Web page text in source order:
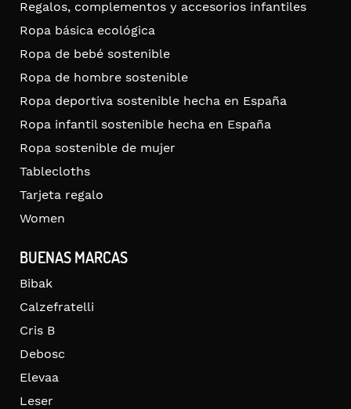
Regalos, complementos y accesorios infantiles
Ropa básica ecológica
Ropa de bebé sostenible
Ropa de hombre sostenible
Ropa deportiva sostenible hecha en España
Ropa infantil sostenible hecha en España
Ropa sostenible de mujer
Tablecloths
Tarjeta regalo
Women
BUENAS MARCAS
Bibak
Calzefratelli
Cris B
Debosc
Elevaa
Leser